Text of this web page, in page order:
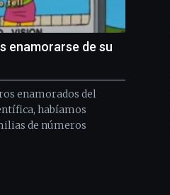
enamorarse de su
enamorados del
habíamos
de números